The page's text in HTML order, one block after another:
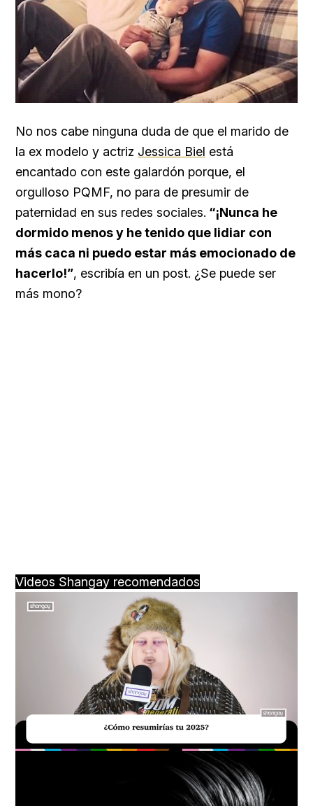
No nos cabe ninguna duda de que el marido de
la ex modelo y actriz Jessica Biel está
encantado con este galardón porque, el
orgulloso PQMF, no para de presumir de
paternidad en sus redes sociales. “¡Nunca he
dormido menos y he tenido que lidiar con
más caca ni puedo estar más emocionado de
hacerlo!”, escribía en un post. ¿Se puede ser
más mono?
Videos Shangay recomendados
Unmute Loaded:
18.59%